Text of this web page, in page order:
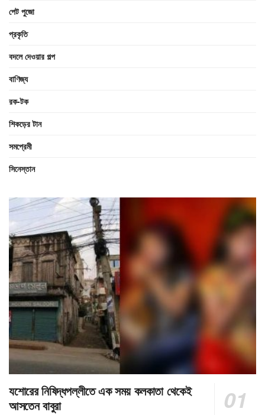
পেট পুজো
প্রকৃতি
বদলে দেওয়ার গল্প
বাণিজ্য
রক-টক
শিকড়ের টান
সমপ্রেমী
সিনেস্তান
যশোরের নিষিদ্ধপল্লীতে এক সময় কলকাতা থেকেই
আসতেন বাবুরা